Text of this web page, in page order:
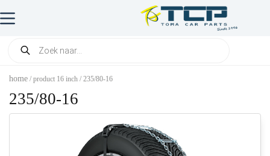
home / product 16 inch / 235/80-16
235/80-16